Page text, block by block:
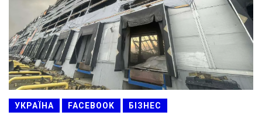
УКРАЇНА FACEBOOK БІЗНЕС